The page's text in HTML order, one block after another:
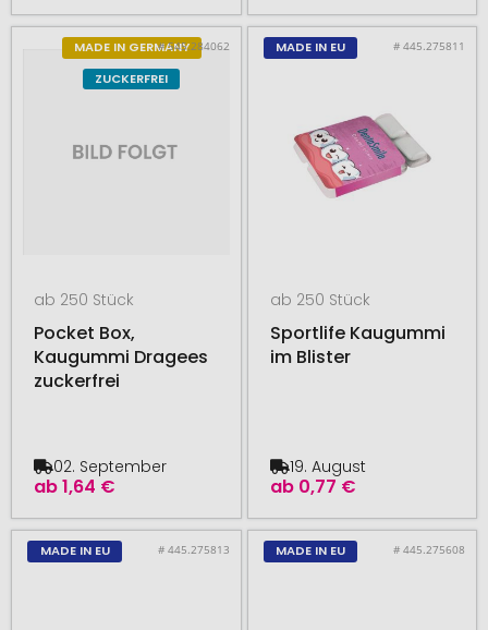
MADE IN GERMANY
ZUCKERFREI
# 545.284062
ab 250 Stück
Pocket Box,
Kaugummi Dragees
zuckerfrei
ab1,64 €
02. September
MADE IN EU # 445.275811
ab 250 Stück
Sportlife Kaugummi
im Blister
ab 0,77 €
19. August
MADE IN EU # 445.275813 MADE IN EU # 445.275608